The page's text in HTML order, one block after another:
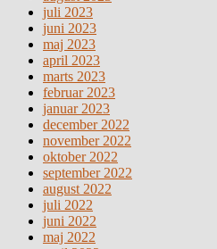
juli 2023
juni 2023
maj 2023
april 2023
marts 2023
februar 2023
januar 2023
december 2022
november 2022
oktober 2022
september 2022
august 2022
juli 2022
juni 2022
maj 2022